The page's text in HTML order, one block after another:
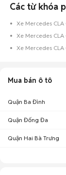
Các từ khóa
Mua bán ô tô
Quận Ba Đình
Quận Đống Đa
Quận Hai Bà Trưng